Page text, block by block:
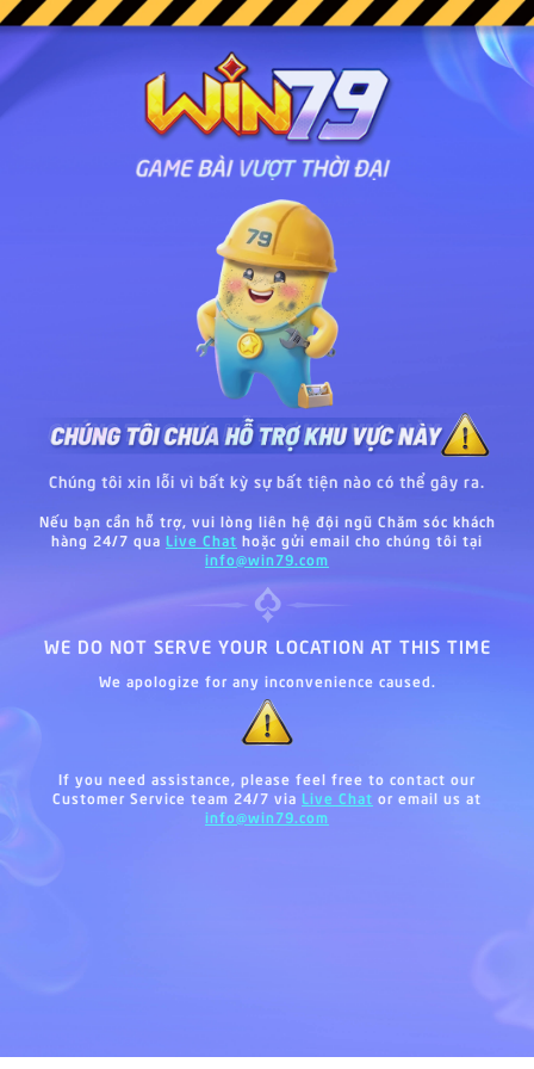
Chúng tôi xin lỗi vì bất kỳ sự bất tiện nào có thể gây ra.
Nếu bạn cần hỗ trợ, vui lòng liên hệ đội ngũ Chăm sóc khách
hàng 24/7 qua Live Chat hoặc gửi email cho chúng tôi tại
info@win79.com
WE DO NOT SERVE YOUR LOCATION AT THIS TIME
We apologize for any inconvenience caused.
If you need assistance, please feel free to contact our
Customer Service team 24/7 via Live Chat or email us at
info@win79.com